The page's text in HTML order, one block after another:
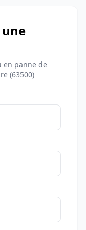
en panne de
(63500)